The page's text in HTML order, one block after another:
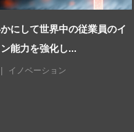
にして世界中の従業員のイ
能力を強化し...
イノベーション